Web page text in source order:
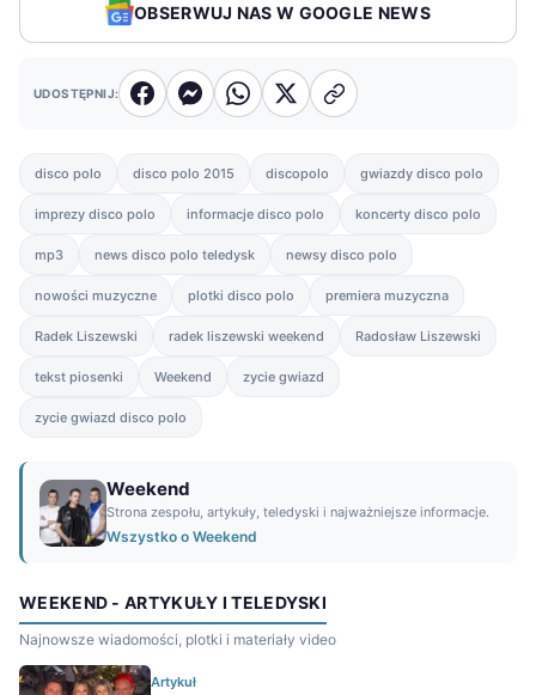
OBSERWUJ NAS W GOOGLE NEWS
UDOSTĘPNIJ:
disco polo disco polo 2015 discopolo gwiazdy disco polo
imprezy disco polo informacje disco polo koncerty disco polo
mp3 news disco polo teledysk newsy disco polo
nowości muzyczne plotki disco polo premiera muzyczna
Radek Liszewski radek liszewski weekend Radosław Liszewski
tekst piosenki Weekend zycie gwiazd
zycie gwiazd disco polo
Weekend
Strona zespołu, artykuły, teledyski i najważniejsze informacje.
Wszystko o Weekend
WEEKEND - ARTYKUŁY I TELEDYSKI
Najnowsze wiadomości, plotki i materiały video
Artykuł